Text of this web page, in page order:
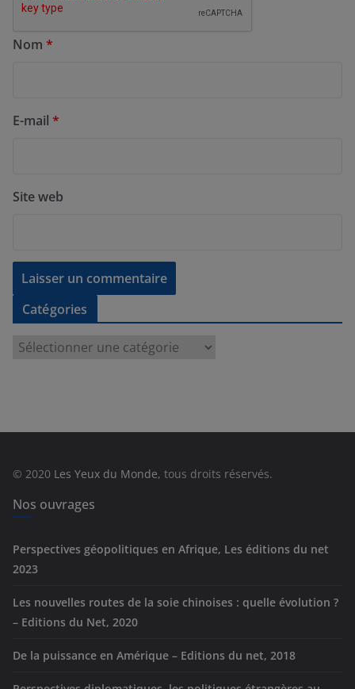
Nom *
E-mail *
Site web
Catégories
e
s
© 2020 Les Yeux du Monde, tous droits réservés.
Nos ouvrages
Perspectives géopolitiques en Afrique, Les éditions du net
2023
Les nouvelles routes de la soie chinoises : quelle évolution ?
– Editions du Net, 2020
De la puissance en Amérique – Editions du net, 2018